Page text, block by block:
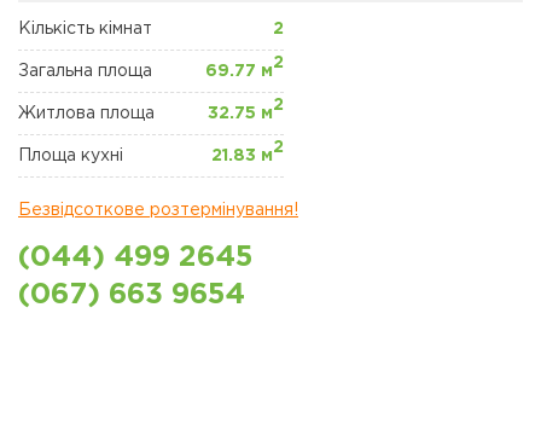
БОРЩАГІВКА
КОМЕРЦІЙНА
НЕРУХОМІСТЬ
Сайт забудовника
Кількість кімнат 2
Загальна площа 69.77 м
2
Житлова площа 32.75 м
2
Площа кухні 21.83 м
2
Безвідсоткове розтермінування!
(044) 499 2645
(067) 663 9654